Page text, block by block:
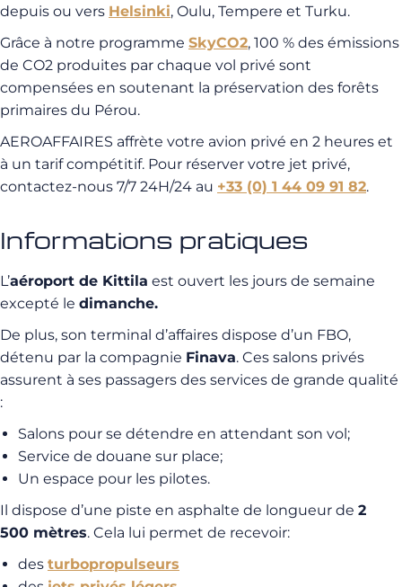
depuis ou vers Helsinki, Oulu, Tempere et Turku.
Grâce à notre programme SkyCO2, 100 % des émissions
de CO2 produites par chaque vol privé sont
compensées en soutenant la préservation des forêts
primaires du Pérou.
AEROAFFAIRES affrète votre avion privé en 2 heures et
à un tarif compétitif. Pour réserver votre jet privé,
contactez-nous 7/7 24H/24 au +33 (0) 1 44 09 91 82.
Informations pratiques
L’aéroport de Kittila est ouvert les jours de semaine
excepté le dimanche.
De plus, son terminal d’affaires dispose d’un FBO,
détenu par la compagnie Finava. Ces salons privés
assurent à ses passagers des services de grande qualité
:
Salons pour se détendre en attendant son vol;
Service de douane sur place;
Un espace pour les pilotes.
Il dispose d’une piste en asphalte de longueur de 2
500 mètres. Cela lui permet de recevoir:
des turbopropulseurs